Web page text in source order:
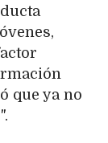
que ya no